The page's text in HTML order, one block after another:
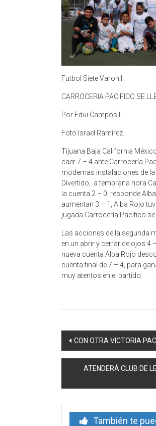
Futbol Siete Varonil
CARROCERIA PACIFICO SE
Por Edui Campos L.
Foto Israel Ramírez.
Tijuana Baja California
caer 7 – 4 ante Carrocería
modernas instalaciones de la
Divertido, a temprana hora
la cuenta 2 – 0, responde
aumentan 3 – 1, Alba Rojo
jugada Carrocería Pacifico
Las acciones de la segunda
en un abrir y cerrar de ojos 4
nueva cuenta Alba Rojo
cuenta final de 7 – 4, para
muy atentos en el partido.
Navegación
de
entrada
CON OTRA VICTORIA
ATENDERÁ CLUB DE
También te